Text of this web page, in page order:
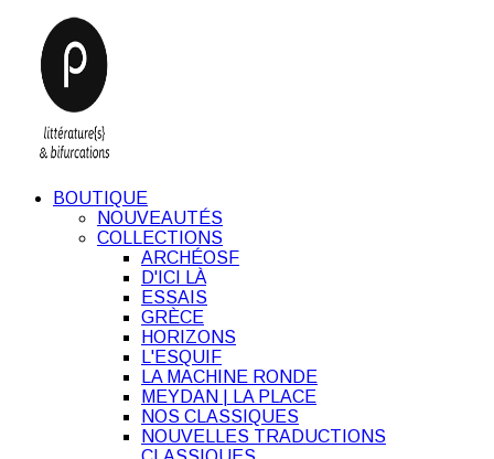
BOUTIQUE
NOUVEAUTÉS
COLLECTIONS
ARCHÉOSF
D'ICI LÀ
ESSAIS
GRÈCE
HORIZONS
L'ESQUIF
LA MACHINE RONDE
MEYDAN | LA PLACE
NOS CLASSIQUES
NOUVELLES TRADUCTIONS